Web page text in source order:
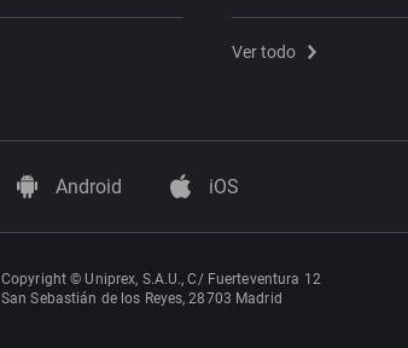
Ver todo
Android iOS
Copyright © Uniprex, S.A.U., C/ Fuerteventura 12
San Sebastián de los Reyes, 28703 Madrid